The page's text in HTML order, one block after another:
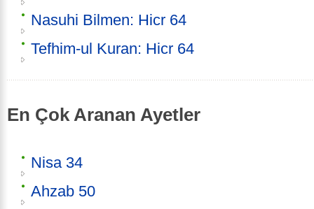
Nasuhi Bilmen: Hicr 64
Tefhim-ul Kuran: Hicr 64
En Çok Aranan Ayetler
Nisa 34
Ahzab 50